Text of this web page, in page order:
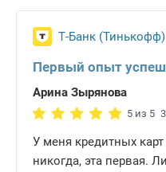
Т-Банк (Тинькофф)
Первый опыт
Арина Зырянова
5 из 5
У меня кредитных
никогда, эта первая.